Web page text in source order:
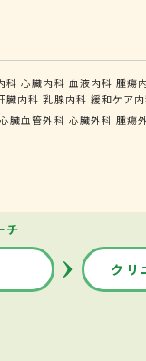
科 心臓内科 血液内科 腫瘍
臓内科 乳腺内科 緩和ケア
心臓血管外科 心臓外科 腫瘍
チ
クリ